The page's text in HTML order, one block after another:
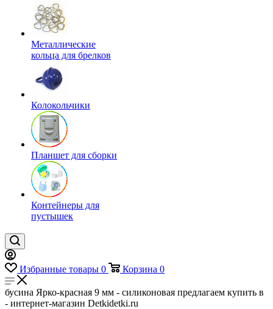
Металлические
кольца для брелков
Колокольчики
Планшет для сборки
Контейнеры для
пустышек
Избранные товары 0 Корзина 0
бусина Ярко-красная 9 мм - силиконовая предлагаем купить в
- интернет-магазин Detkidetki.ru